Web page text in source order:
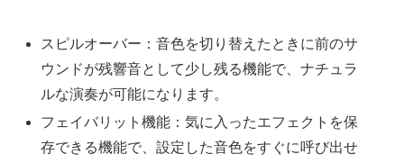
スピルオーバー：音色を切り替えたときに前のサ
ウンドが残響音として少し残る機能で、ナチュラ
ルな演奏が可能になります。
フェイバリット機能：気に入ったエフェクトを保
存できる機能で、設定した音色をすぐに呼び出せ